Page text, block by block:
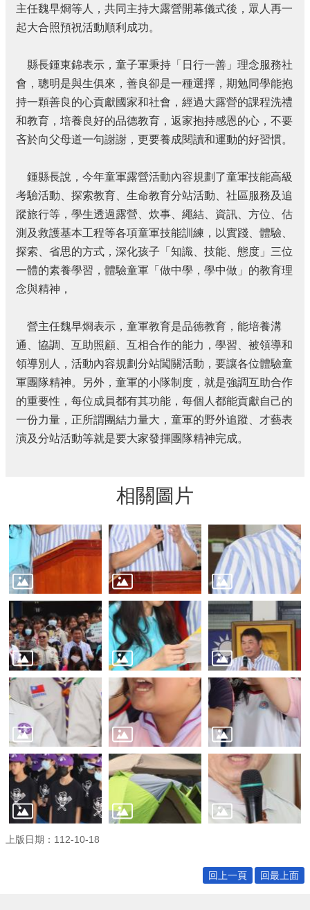
政
府
開
法
令
規
別
平
等
專
區
費
專
區
國
家
賠
償
站
料
開
放
宣
告
補
助
公
告
專
網
站
導
覽
回
首
主任魏早烱等人，共同主持大露營開幕儀式後，眾人再一
起大合照預祝活動順利成功。
縣長鍾東錦表示，童子軍秉持「日行一善」理念服務社
會，聰明是與生俱來，善良卻是一種選擇，期勉同學能抱
持一顆善良的心貢獻國家和社會，經過大露營的課程洗禮
和教育，培養良好的品德教育，返家抱持感恩的心，不要
吝於向父母道一句謝謝，更要養成閱讀和運動的好習慣。
鍾縣長說，今年童軍露營活動內容規劃了童軍技能高級
考驗活動、探索教育、生命教育分站活動、社區服務及追
蹤旅行等，學生透過露營、炊事、繩結、資訊、方位、估
測及救護基本工程等各項童軍技能訓練，以實踐、體驗、
探索、省思的方式，深化孩子「知識、技能、態度」三位
一體的素養學習，體驗童軍「做中學，學中做」的教育理
念與精神，
營主任魏早烱表示，童軍教育是品德教育，能培養溝
通、協調、互助照顧、互相合作的能力，學習、被領導和
領導別人，活動內容規劃分站闖關活動，要讓各位體驗童
軍團隊精神。另外，童軍的小隊制度，就是強調互助合作
的重要性，每位成員都有其功能，每個人都能貢獻自己的
一份力量，正所謂團結力量大，童軍的野外追蹤、才藝表
演及分站活動等就是要大家發揮團隊精神完成。
相關圖片
上版日期：112-10-18
回上一頁 回最上面